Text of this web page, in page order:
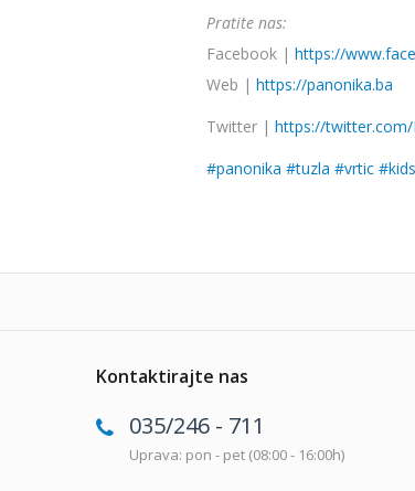
Pratite nas:
Facebook | https://
Web | https://panonika.ba
Twitter | https://twitter.com/
#panonika #tuzla #vrtic #kids
Kontaktirajte nas
035/246 - 711
Uprava: pon - pet (08:00 - 16:00h)